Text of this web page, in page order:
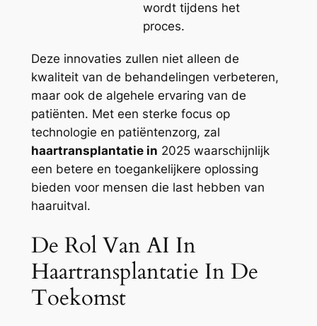
wordt tijdens het
proces.
Deze innovaties zullen niet alleen de
kwaliteit van de behandelingen verbeteren,
maar ook de algehele ervaring van de
patiënten. Met een sterke focus op
technologie en patiëntenzorg, zal
haartransplantatie in 2025 waarschijnlijk
een betere en toegankelijkere oplossing
bieden voor mensen die last hebben van
haaruitval.
De Rol Van AI In
Haartransplantatie In De
Toekomst